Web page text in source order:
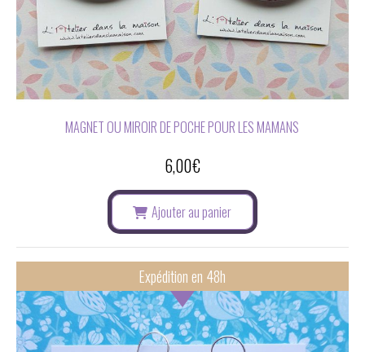
MAGNET OU MIROIR DE POCHE POUR LES MAMANS
6,00€
Ajouter au panier
Expédition en 48h